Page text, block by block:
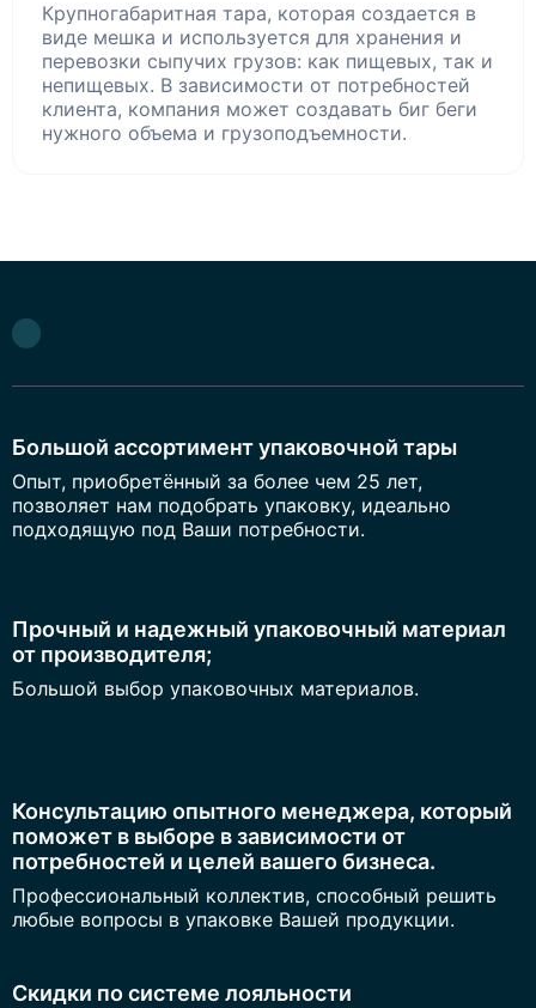
Крупногабаритная тара, которая создается в
виде мешка и используется для хранения и
перевозки сыпучих грузов: как пищевых, так и
непищевых. В зависимости от потребностей
клиента, компания может создавать биг беги
нужного объема и грузоподъемности.
Большой ассортимент упаковочной тары
Опыт, приобретённый за более чем 25 лет,
позволяет нам подобрать упаковку, идеально
подходящую под Ваши потребности.
Прочный и надежный упаковочный материал
от производителя;
Большой выбор упаковочных материалов.
Консультацию опытного менеджера, который
поможет в выборе в зависимости от
потребностей и целей вашего бизнеса.
Профессиональный коллектив, способный решить
любые вопросы в упаковке Вашей продукции.
Скидки по системе лояльности